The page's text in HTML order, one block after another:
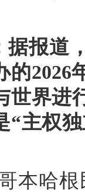
据报道
的2026
世界进
“主权
本哈